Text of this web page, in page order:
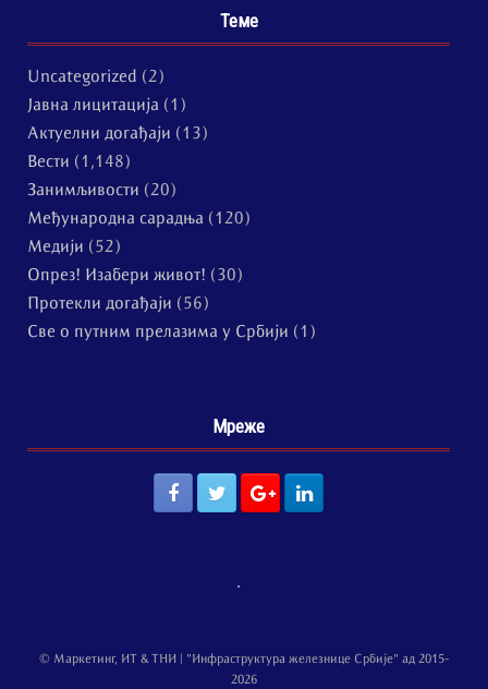
Теме
Uncategorized (2)
Јавна лицитација (1)
Актуелни догађаји (13)
Вести (1,148)
Занимљивости (20)
Међународна сарадња (120)
Медији (52)
Опрез! Изабери живот! (30)
Протекли догађаји (56)
Све о путним прелазима у Србији (1)
Мреже
© Маркетинг, ИТ & ТНИ | "Инфраструктура железнице Србије" ад 2015-
2026